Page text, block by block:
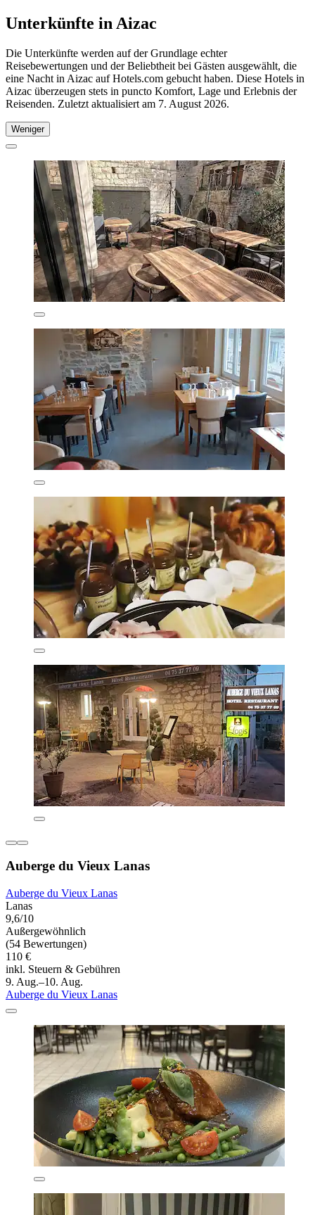
Unterkünfte in Aizac
Die Unterkünfte werden auf der Grundlage echter
Reisebewertungen und der Beliebtheit bei Gästen ausgewählt, die
eine Nacht in Aizac auf Hotels.com gebucht haben. Diese Hotels in
Aizac überzeugen stets in puncto Komfort, Lage und Erlebnis der
Reisenden. Zuletzt aktualisiert am 7. August 2026.
Weniger
Auberge du Vieux Lanas
Auberge du Vieux Lanas
Lanas
9,6/10
Außergewöhnlich
(54 Bewertungen)
110 €
inkl. Steuern & Gebühren
9. Aug.–10. Aug.
Auberge du Vieux Lanas